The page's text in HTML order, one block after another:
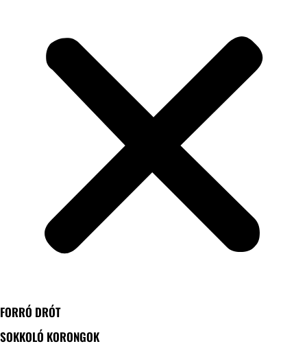
FORRÓ DRÓT
SOKKOLÓ KORONGOK